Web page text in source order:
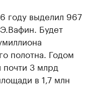
году выделил 967
Будет
полотна. Годом
почти 3 млрд
в 1,7 млн